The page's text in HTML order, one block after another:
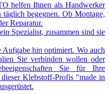
helfen Ihnen als Handwerker
begegnen. Ob Montage,
Reparatur.
Spezialist, zusammen sind sie
hin optimiert. Wo auch
Sie verbinden wollen oder
Sie für Ihre
Klebstoff-Profis "made in